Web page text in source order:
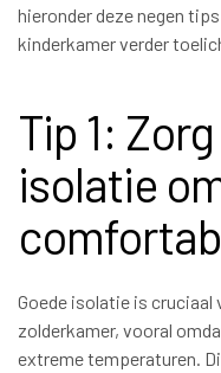
hieronder deze negen
kinderkamer verder
Tip 1:
isolatie
Goede isolatie is
zolderkamer, vooral
extreme temperaturen.